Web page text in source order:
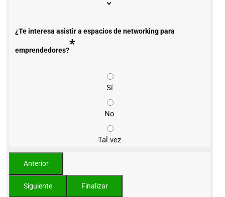
¿Te interesa asistir a espacios de networking para
emprendedores?*
Sí
No
Tal vez